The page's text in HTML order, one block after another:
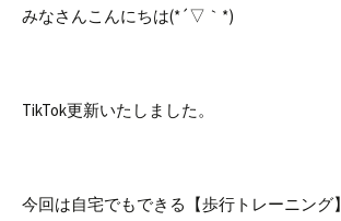
みなさんこんにちは(*´▽｀*)
TikTok更新いたしました。
今回は自宅でもできる【歩行トレーニング】